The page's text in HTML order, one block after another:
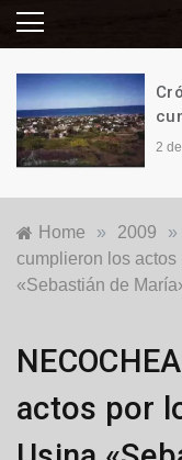
2
Home » 2009 »
cumplieron los
«Sebastián de
Locales
actos por